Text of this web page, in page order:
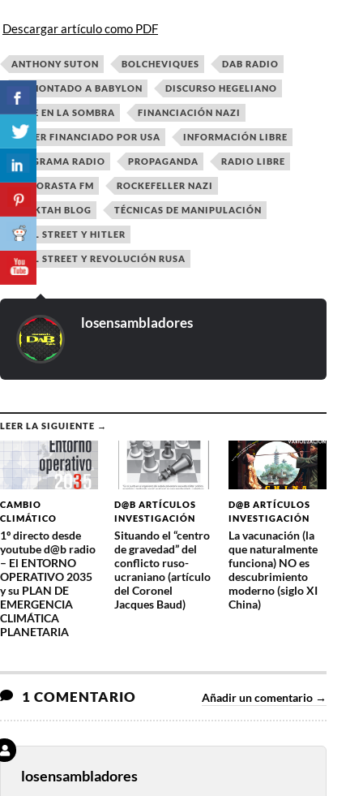
Descargar artículo como PDF
ANTHONY SUTON BOLCHEVIQUES DAB RADIO
DESMONTADO A BABYLON DISCURSO HEGELIANO
ËLITE EN LA SOMBRA FINANCIACIÓN NAZI
HITLER FINANCIADO POR USA INFORMACIÓN LIBRE
PROGRAMA RADIO PROPAGANDA RADIO LIBRE
RADIORASTA FM ROCKEFELLER NAZI
SELEKTAH BLOG TÉCNICAS DE MANIPULACIÓN
WALL STREET Y HITLER
WALL STREET Y REVOLUCIÓN RUSA
losensambladores
LEER LA SIGUIENTE →
CAMBIO
CLIMÁTICO
1º directo desde
youtube d@b radio
– El ENTORNO
OPERATIVO 2035
y su PLAN DE
EMERGENCIA
CLIMÁTICA
PLANETARIA
D@B ARTÍCULOS
INVESTIGACIÓN
Situando el “centro
de gravedad” del
conflicto ruso-
ucraniano (artículo
del Coronel
Jacques Baud)
D@B ARTÍCULOS
INVESTIGACIÓN
La vacunación (la
que naturalmente
funciona) NO es
descubrimiento
moderno (siglo XI
China)
1 COMENTARIO Añadir un comentario →
losensambladores